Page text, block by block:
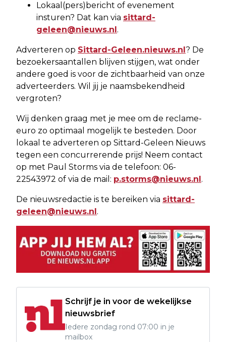
Lokaal(pers)bericht of evenement
insturen? Dat kan via sittard-
geleen@nieuws.nl .
Adverteren op Sittard-Geleen.nieuws.nl ? De
bezoekersaantallen blijven stijgen, wat onder
andere goed is voor de zichtbaarheid van onze
adverteerders. Wil jij je naamsbekendheid
vergroten?
Wij denken graag met je mee om de reclame-
euro zo optimaal mogelijk te besteden. Door
lokaal te adverteren op Sittard-Geleen Nieuws
tegen een concurrerende prijs! Neem contact
op met Paul Storms via de telefoon: 06-
22543972 of via de mail: p.storms@nieuws.nl .
De nieuwsredactie is te bereiken via sittard-
geleen@nieuws.nl .
Schrijf je in voor de wekelijkse
nieuwsbrief
Iedere zondag rond 07:00 in je
mailbox